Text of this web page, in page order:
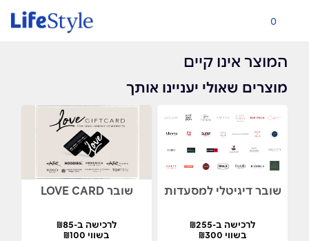
0
המוצר אינו קיים
מוצרים שאולי יעניינו אותך
שובר דיגיטלי למסעדות
לרכישה ב-₪255
בשווי ₪300
שובר LOVE CARD
לרכישה ב-₪85
בשווי ₪100